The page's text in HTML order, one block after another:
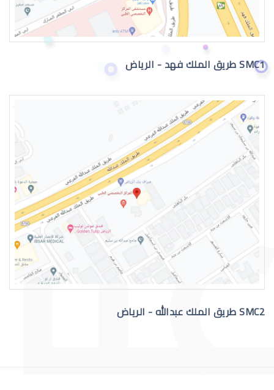
دكتور عيون
دكتور عيون واتس اب
رقم دكتور عيون للاستشاره
SMC1 طريق الملك فهد - الرياض
SMC2 طريق الملك عبدالله - الرياض